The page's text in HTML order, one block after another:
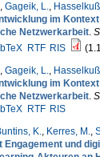
, Gageik, L.,
im
Netzwerkarbeit.
RTF RIS
, Gageik, L.,
im
Netzwerkarbeit.
RTF RIS
K., Kerres, M.,
Engagement und